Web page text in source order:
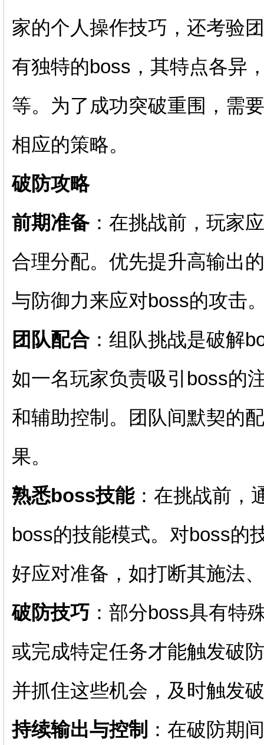
家的个人操作技巧，还考验
有独特的boss，其特点各异
等。为了成功突破重围，需
相应的策略。
破防攻略
前期准备：在挑战前，玩家
合理分配。优先提升高输出
与防御力来应对boss的攻击
团队配合：组队挑战是破解
如一名玩家负责吸引boss的
和辅助控制。团队间默契的
果。
熟悉boss技能：在挑战前，
boss的技能模式。对boss的
好应对准备，如打断其施法
破防技巧：部分boss具有特
或完成特定任务才能触发破
并抓住这些机会，及时触发
持续输出与控制 ：在破防期